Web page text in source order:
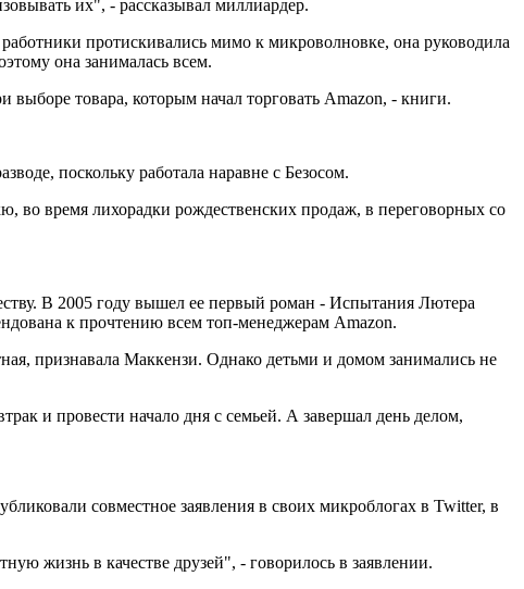
их", - рассказывал миллиардер.
протискивались мимо к микроволновке, она руководила
она занималась всем.
товара, которым начал торговать Amazon, - книги.
поскольку работала наравне с Безосом.
во время лихорадки рождественских продаж, в переговорных со
В 2005 году вышел ее первый роман - Испытания Лютера
к прочтению всем топ-менеджерам Amazon.
признавала Маккензи. Однако детьми и домом занимались не
и провести начало дня с семьей. А завершал день делом,
совместное заявления в своих микроблогах в Twitter, в
жизнь в качестве друзей", - говорилось в заявлении.